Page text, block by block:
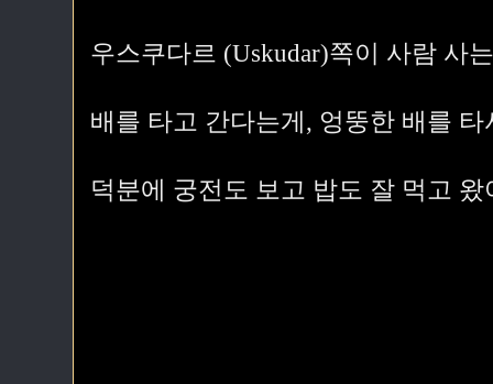
우스쿠다르 (Uskudar)쪽이 사람 사
배를 타고 간다는게, 엉뚱한 배를
덕분에 궁전도 보고 밥도 잘 먹고 왔